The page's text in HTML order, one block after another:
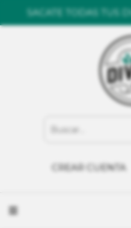
SACATE TODAS TUS
CREAR CUENTA